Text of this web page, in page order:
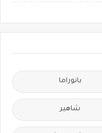
بانوراما
شاهير